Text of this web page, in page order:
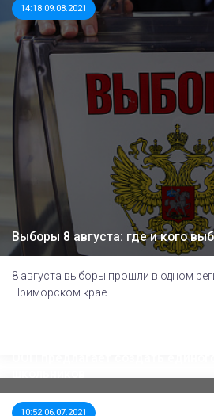
14:18 09.08.2021
Выборы 8 августа: где и кого
8 августа выборы прошли в одном
Приморском крае.
10:52 06.07.2021